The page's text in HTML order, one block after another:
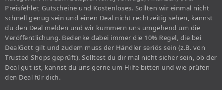
Preisfehler, Gutscheine und Kostenloses. Sollten wir einmal nicht
schnell genug sein und einen Deal nicht rechtzeitig sehen, kannst
du den Deal melden und wir kümmern uns umgehend um die
Veröffentlichung. Bedenke dabei immer die 10% Regel, die bei
DealGott gilt und zudem muss der Händler seriös sein (z.B. von
Trusted Shops geprüft). Solltest du dir mal nicht sicher sein, ob der
Deal gut ist, kannst du uns gerne um Hilfe bitten und wie prüfen
den Deal für dich.